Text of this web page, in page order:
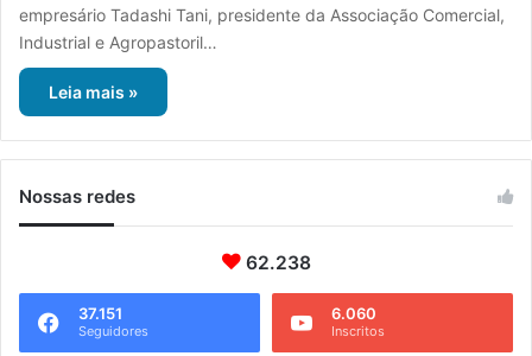
empresário Tadashi Tani, presidente da Associação Comercial,
Industrial e Agropastoril…
Leia mais »
Nossas redes
62.238
37.151
Seguidores
6.060
Inscritos